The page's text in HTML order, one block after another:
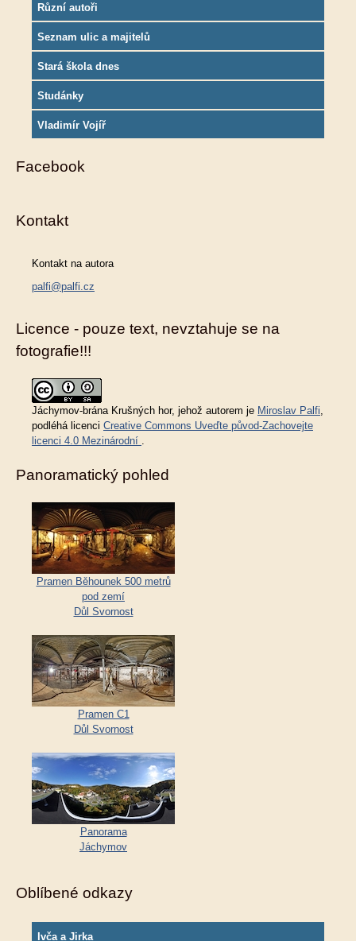
Různí autoři
Seznam ulic a majitelů
Stará škola dnes
Studánky
Vladimír Vojíř
Facebook
Kontakt
Kontakt na autora
palfi@palfi.cz
Licence - pouze text, nevztahuje se na
fotografie!!!
Jáchymov-brána Krušných hor, jehož autorem je Miroslav Palfi
podléhá licenci Creative Commons Uveďte původ-Zachovejte
licenci 4.0 Mezinárodní
Panoramatický pohled
Pramen Běhounek 500 metrů
pod zemí
Důl Svornost
Pramen C1
Důl Svornost
Panorama
Jáchymov
Oblíbené odkazy
Ivča a Jirka